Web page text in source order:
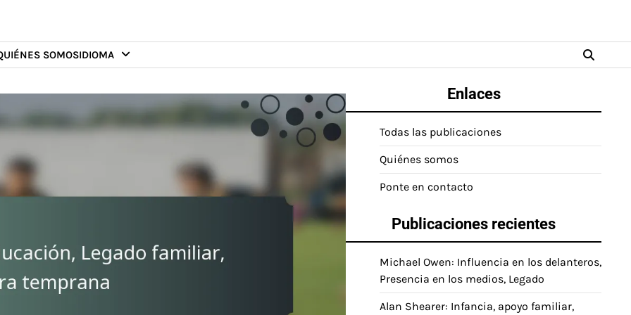
SOMOSIDIOMA
Enlaces
Todas las publicaciones
Quiénes somos
Ponte en contacto
Publicaciones recientes
Michael Owen: Influencia en los delanteros,
Presencia en los medios, Legado
Alan Shearer: Infancia, apoyo familiar,